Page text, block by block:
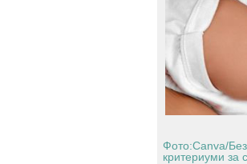
Фото:Canva/
критериуми за